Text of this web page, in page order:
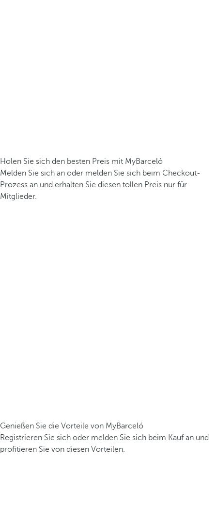
Holen Sie sich den besten Preis mit MyBarceló
Melden Sie sich an oder melden Sie sich beim Checkout-
Prozess an und erhalten Sie diesen tollen Preis nur für
Mitglieder.
Genießen Sie die Vorteile von MyBarceló
Registrieren Sie sich oder melden Sie sich beim Kauf an und
profitieren Sie von diesen Vorteilen.